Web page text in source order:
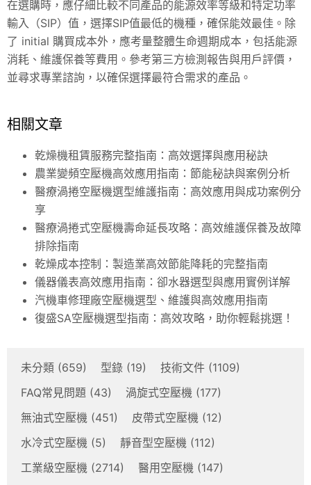
在選購時，應仔細比較不同產品的能源效率等級和特定功率
輸入（SIP）值，選擇SIP值最低的機種，確保能效最佳。除
了 initial 購買成本外，應考量整體生命週期成本，包括能源
消耗、維護保養等費用。參考第三方檢測報告與用戶評價，
並尋求專業諮詢，以確保選擇最符合需求的產品。
相關文章
乾燥機租賃服務完整指南：高效選擇與應用秘訣
農業變頻空壓機高效應用指南：節能秘訣與案例分析
醫療渦捲空壓機選型維護指南：高效應用與成功案例分
享
醫療渦捲式空壓機壽命延長攻略：高效維護保養及故障
排除指南
乾燥成本控制：製造業高效節能降耗的完整指南
儀器儀表高效應用指南：卻水器選型與應用實例详解
汽機車修理廠空壓機選型、維護與高效應用指南
復盛SA空壓機選型指南：高效攻略，助你輕鬆挑選！
未分類 (659) 型錄 (19) 技術文件 (1109)
FAQ常見問題 (43) 渦旋式空壓機 (177)
無油式空壓機 (451) 皮帶式空壓機 (12)
水冷式空壓機 (5) 靜音型空壓機 (112)
工業級空壓機 (2714) 醫用空壓機 (147)